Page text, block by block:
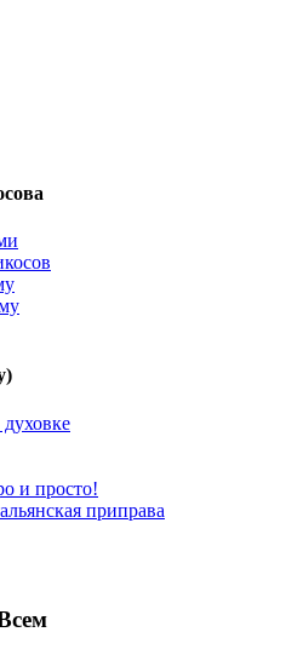
и просто!
приправа